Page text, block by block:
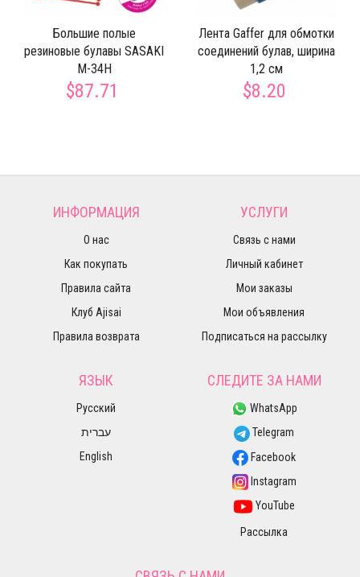
Большие полые
резиновые булавы SASAKI
M-34H
$87.71
Лента Gaffer для обмотки
соединений булав, ширина
1,2 см
$8.20
ИНФОРМАЦИЯ
О нас
Как покупать
Правила сайта
Клуб Ajisai
Правила возврата
УСЛУГИ
Связь с нами
Личный кабинет
Мои заказы
Мои объявления
Подписаться на рассылку
ЯЗЫК
Русский
עברית
English
СЛЕДИТЕ ЗА НАМИ
WhatsApp
Telegram
Facebook
Instagram
YouTube
Рассылка